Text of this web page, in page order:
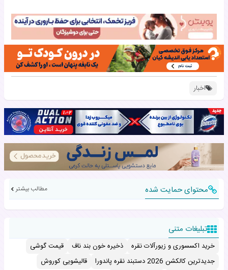
اخبار
محتوای حمایت شده مطالب بیشتر
تبلیغات متنی
خرید اکسسوری و زیورآلات نقره ذخیره خون بند ناف
قیمت گوشی
جدیدترین کالکشن 2026 دستبند نقره پاندورا
قالیشویی کوروش